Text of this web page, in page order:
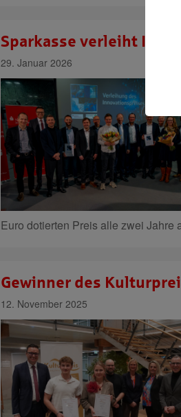
Sparkasse verleiht
29. Januar 2026
Euro dotierten Preis alle zwei Jahre
Gewinner des
12. November 2025